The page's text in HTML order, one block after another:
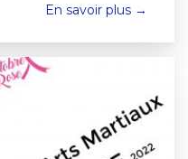
En savoir plus →